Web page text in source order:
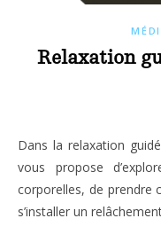
Relaxation
Dans la relaxation guidée Reconnexion au Corps suivante, je
vous propose
corporelles, de prendre
s’installer un